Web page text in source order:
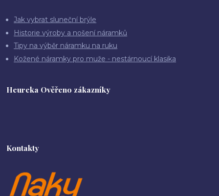
Jak vybrat sluneční brýle
Historie výroby a nošení náramků
Tipy na výběr náramku na ruku
Kožené náramky pro muže - nestárnoucí klasika
Heureka Ověřeno zákazníky
Kontakty